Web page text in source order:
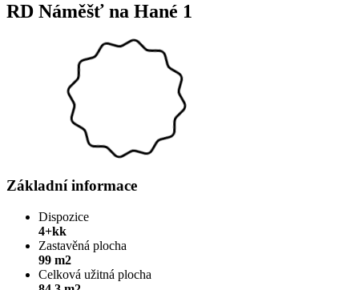
RD Náměšť na Hané 1
Základní informace
Dispozice
4+kk
Zastavěná plocha
99 m2
Celková užitná plocha